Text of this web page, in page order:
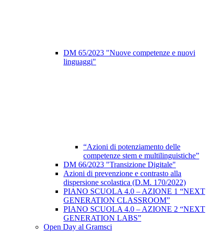
DM 65/2023 "Nuove competenze e nuovi
linguaggi"
“Azioni di potenziamento delle
competenze stem e multilinguistiche”
DM 66/2023 "Transizione Digitale"
Azioni di prevenzione e contrasto alla
dispersione scolastica (D.M. 170/2022)
PIANO SCUOLA 4.0 – AZIONE 1 “NEXT
GENERATION CLASSROOM”
PIANO SCUOLA 4.0 – AZIONE 2 “NEXT
GENERATION LABS”
Open Day al Gramsci